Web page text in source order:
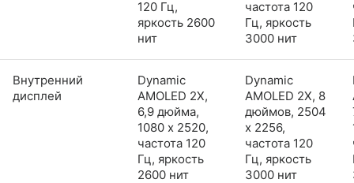
120 Гц,
яркость 2600
нит
частота 120
Гц, яркость
3000 нит
Внутренний
дисплей
Dynamic
AMOLED 2X,
6,9 дюйма,
1080 x 2520,
частота 120
Гц, яркость
2600 нит
Dynamic
AMOLED 2X, 8
дюймов, 2504
x 2256,
частота 120
Гц, яркость
3000 нит